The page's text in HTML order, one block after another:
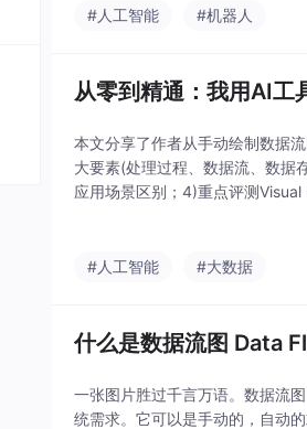
#人工智能
#机器人
从零到精通：我用AI工
本文分享了作者从手动绘制数据
大要素(处理过程、数据流、数据
应用场景区别；4)重点评测
#人工智能 #大数据
什么是数据流图 Data
一张图片胜过千言万语。数据流
统需求。它可以是手动的，自动